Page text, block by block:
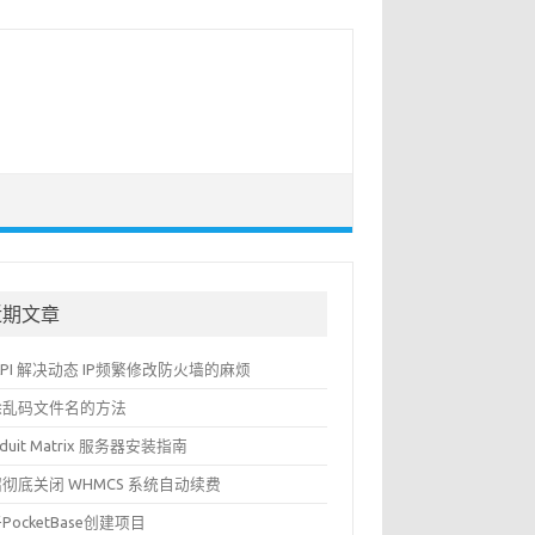
文章
解决动态 IP频繁修改防火墙的麻烦
码文件名的方法
Matrix 服务器安装指南
底关闭 WHMCS 系统自动续费
创建项目